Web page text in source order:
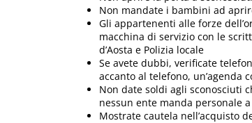
Non mandate i bambini ad
Gli appartenenti alle forze
macchina di servizio con le
d’Aosta e Polizia locale
Se avete dubbi, verificate
accanto al telefono, un’agenda
Non date soldi agli sconosciuti
nessun ente manda personale
Mostrate cautela nell’acquisto